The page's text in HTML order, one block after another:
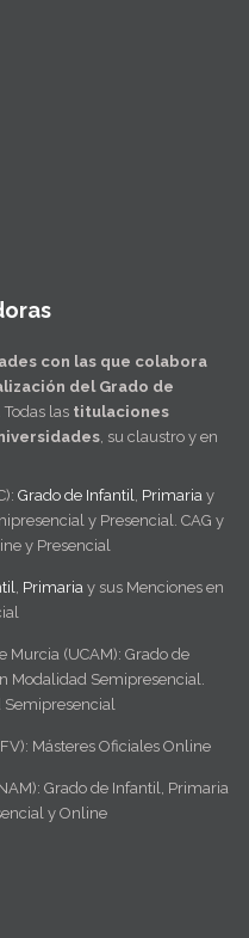
con las que colabora
del Grado de
. Todas las titulaciones
, su claustro y en
Grado de Infantil, Primaria y
y Presencial. CAG y
y Presencial
, Primaria y sus Menciones en
Murcia (UCAM): Grado de
Modalidad Semipresencial.
Semipresencial
Másteres Oficiales Online
Grado de Infantil, Primaria
y Online